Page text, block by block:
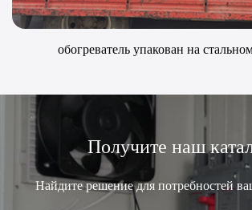
обогреватель упакован на
Получите наш
Найдите решение для потребностей